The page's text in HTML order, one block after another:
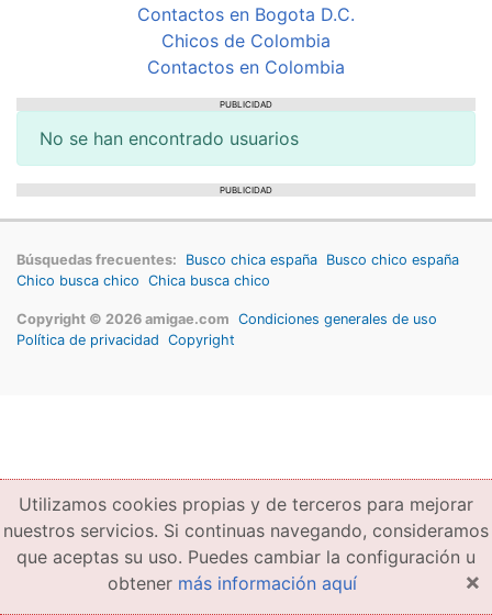
Contactos en Bogota D.C.
Chicos de Colombia
Contactos en Colombia
PUBLICIDAD
No se han encontrado usuarios
PUBLICIDAD
Búsquedas frecuentes: Busco chica españa Busco chico españa
Chico busca chico Chica busca chico
Copyright © 2026 amigae.com Condiciones generales de uso
Política de privacidad Copyright
Utilizamos cookies propias y de terceros para mejorar
nuestros servicios. Si continuas navegando, consideramos
que aceptas su uso. Puedes cambiar la configuración u
obtener más información aquí ×